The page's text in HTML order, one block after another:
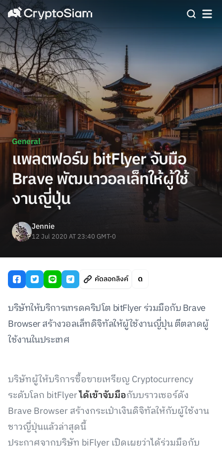
General
แพลตฟอร์ม bitFlyer จับมือ
Brave พัฒนาวอลเล็ทให้ผู้ใช้
งานญี่ปุ่น
Jennie
12 Jul 2020 AT 23:40 GMT-0
คัดลอกลิงค์
บริษัทให้บริการเทรดคริปโต bitFlyer ร่วมมือกับ Brave
Browser สร้างวอลเล็ทดิจิทัลให้ผู้ใช้งานญี่ปุ่น ตีตลาดผู้
ใช้งานในประเทศ
บริษัทผู้ให้บริการซื้อขายเหรียญ Cryptocurrency
ระดับโลก bitFlyerได้เข้าจับมือกับบราวเซอร์ดัง
Brave Browser สร้างกระเป๋าเงินดิจิทัลให้กับผู้ใช้งาน
ชาวญี่ปุ่นแล้วล่าสุดนี้
ประกาศจากบริษัท biFlyer เปิดเผยว่าได้ร่วมมือกับ